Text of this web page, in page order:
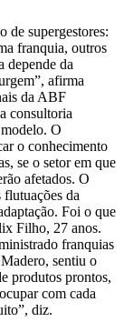
de supergestores:
franquia, outros
depende da
afirma
da ABF
consultoria
O
o conhecimento
se o setor em que
afetados. O
da
Foi o que
Filho, 27 anos.
franquias
sentiu o
produtos prontos,
com cada
diz.